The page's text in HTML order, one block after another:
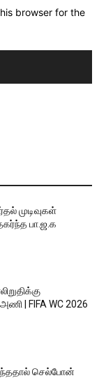
browser for the
முடிவுகள்
பா.ஜ.க
| FIFA WC 2026
செல்போன்